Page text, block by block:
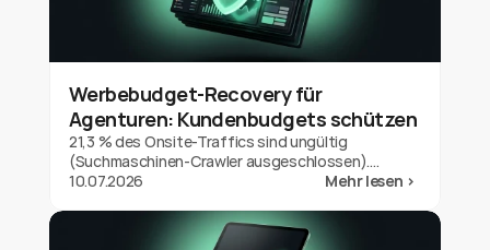
Werbebudget-Recovery für
Agenturen: Kundenbudgets schützen
21,3 % des Onsite-Traffics sind ungültig
(Suchmaschinen-Crawler ausgeschlossen).
Werbebudget-Recovery für Agenturen:
10.07.2026 Mehr lesen >